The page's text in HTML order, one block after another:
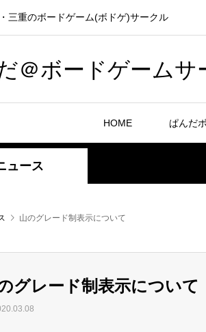
三重のボードゲーム(ボドゲ)サークル
＠ボードゲームサ
HOME ぱんだ
ュース
山のグレード制表示について
グレード制表示について